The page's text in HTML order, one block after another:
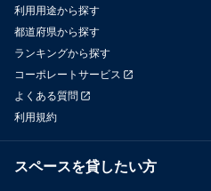
利用用途から探す
都道府県から探す
ランキングから探す
コーポレートサービス
よくある質問
利用規約
スペースを貸したい方